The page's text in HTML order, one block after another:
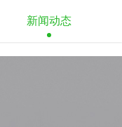
新闻动态